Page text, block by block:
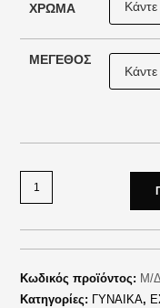
ΧΡΏΜΑ
ΜΈΓΕΘΟΣ
Κωδικός προϊόντος: Μ/
Κατηγορίες: ΓΥΝΑΙΚΑ,